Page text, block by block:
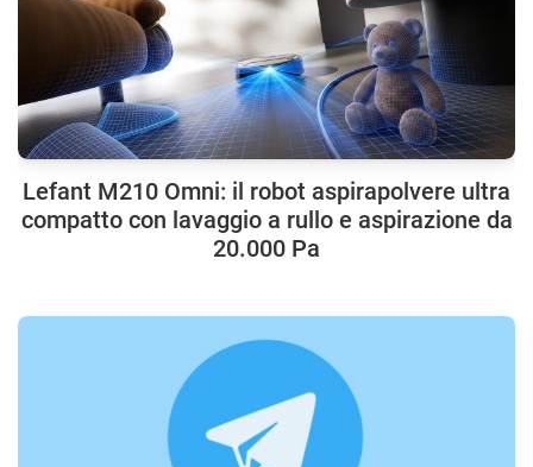
Lefant M210 Omni: il robot aspirapolvere ultra
compatto con lavaggio a rullo e aspirazione da
20.000 Pa